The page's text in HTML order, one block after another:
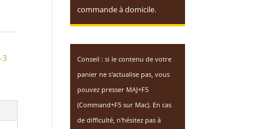
commande à domicile.
Conseil : si le contenu de votre
panier ne s'actualise pas, vous
pouvez presser MAJ+F5
(Command+F5 sur Mac). En cas
de difficulté, n'hésitez pas à